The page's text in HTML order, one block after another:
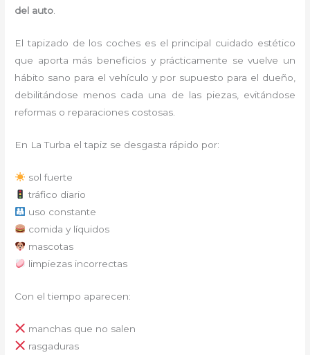
del auto.
El tapizado de los coches es el principal cuidado estético
que aporta más beneficios y prácticamente se vuelve un
hábito sano para el vehículo y por supuesto para el dueño,
debilitándose menos cada una de las piezas, evitándose
reformas o reparaciones costosas.
En La Turba el tapiz se desgasta rápido por:
sol fuerte
tráfico diario
uso constante
comida y líquidos
mascotas
limpiezas incorrectas
Con el tiempo aparecen:
manchas que no salen
rasgaduras